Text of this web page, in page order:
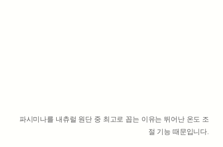
파시미나를 내츄럴 원단 중 최고로 꼽는 이유는 뛰어난 온도 조
절 기능 때문입니다.